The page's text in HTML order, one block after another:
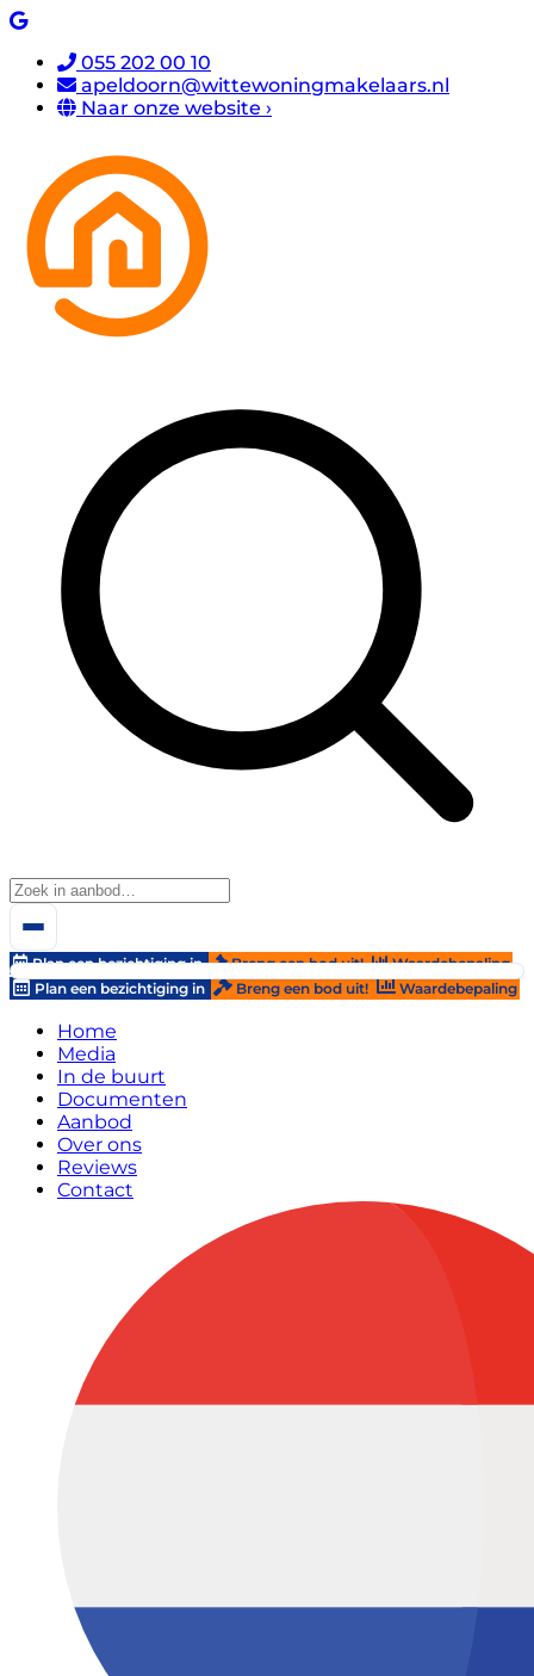
055 202 00 10
apeldoorn@wittewoningmakelaars.nl
Naar onze website ›
Plan een bezichtiging in Breng een bod uit!
Waardebepaling
Plan een bezichtiging in
Breng een bod uit! Waardebepaling
Home
Media
In de buurt
Documenten
Aanbod
Over ons
Reviews
Contact